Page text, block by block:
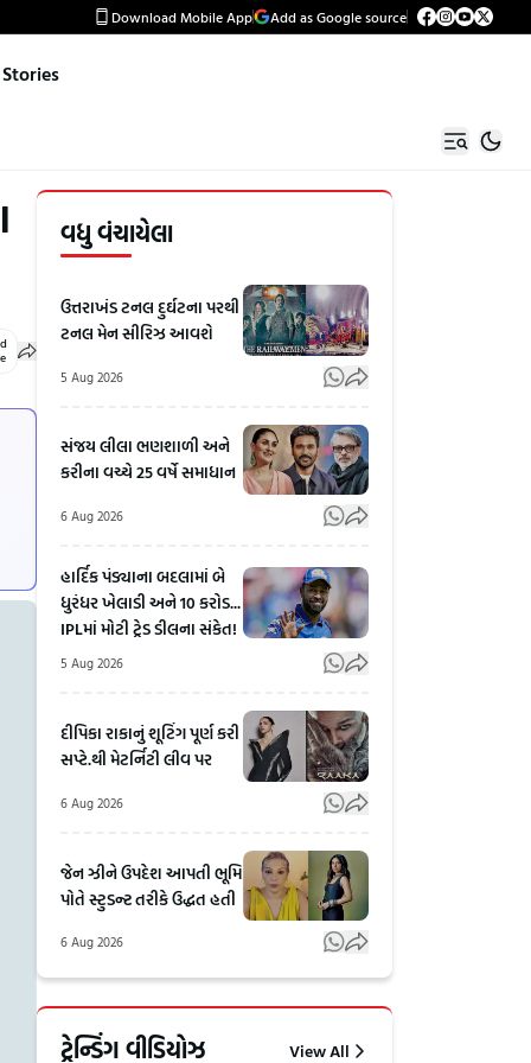
Download Mobile App Add as Google source
વધુ વંચાયેલા
ઉત્તરાખંડ ટનલ દુર્ઘટના પરથી
ટનલ મેન સીરિઝ આવશે
5 Aug 2026
સંજય લીલા ભણશાળી અને
કરીના વચ્ચે 25 વર્ષે સમાધાન
6 Aug 2026
હાર્દિક પંડ્યાના બદલામાં બે
ધુરંધર ખેલાડી અને 10 કરોડ...
IPLમાં મોટી ટ્રેડ ડીલના સંકેત!
5 Aug 2026
દીપિકા રાકાનું શૂટિંગ પૂર્ણ કરી
સપ્ટે.થી મેટર્નિટી લીવ પર
6 Aug 2026
જેન ઝીને ઉપદેશ આપતી ભૂમિ
પોતે સ્ટુડન્ટ તરીકે ઉદ્ધત હતી
6 Aug 2026
ટ્રેન્ડિંગ વીડિયોઝ View All
Tarun
Tejpal
સ્પેસએક્સના
ફાલ્કન-9